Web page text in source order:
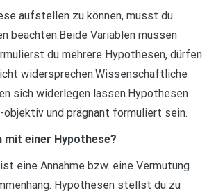
aufstellen zu können, musst du
beachten:Beide Variablen müssen
du mehrere Hypothesen, dürfen
widersprechen.Wissenschaftliche
sich widerlegen lassen.Hypothesen
objektiv und prägnant formuliert sein.
mit einer Hypothese?
eine Annahme bzw. eine Vermutung
Hypothesen stellst du zu